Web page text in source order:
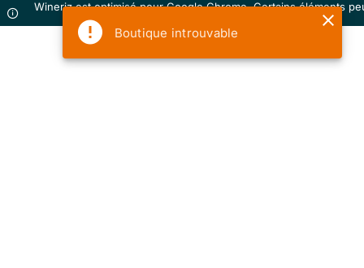
Boutique introuvable
Wineriz est optimisé pour Google Chrome. Certains éléments
ne pas s'afficher correctement sur votre navigateur.